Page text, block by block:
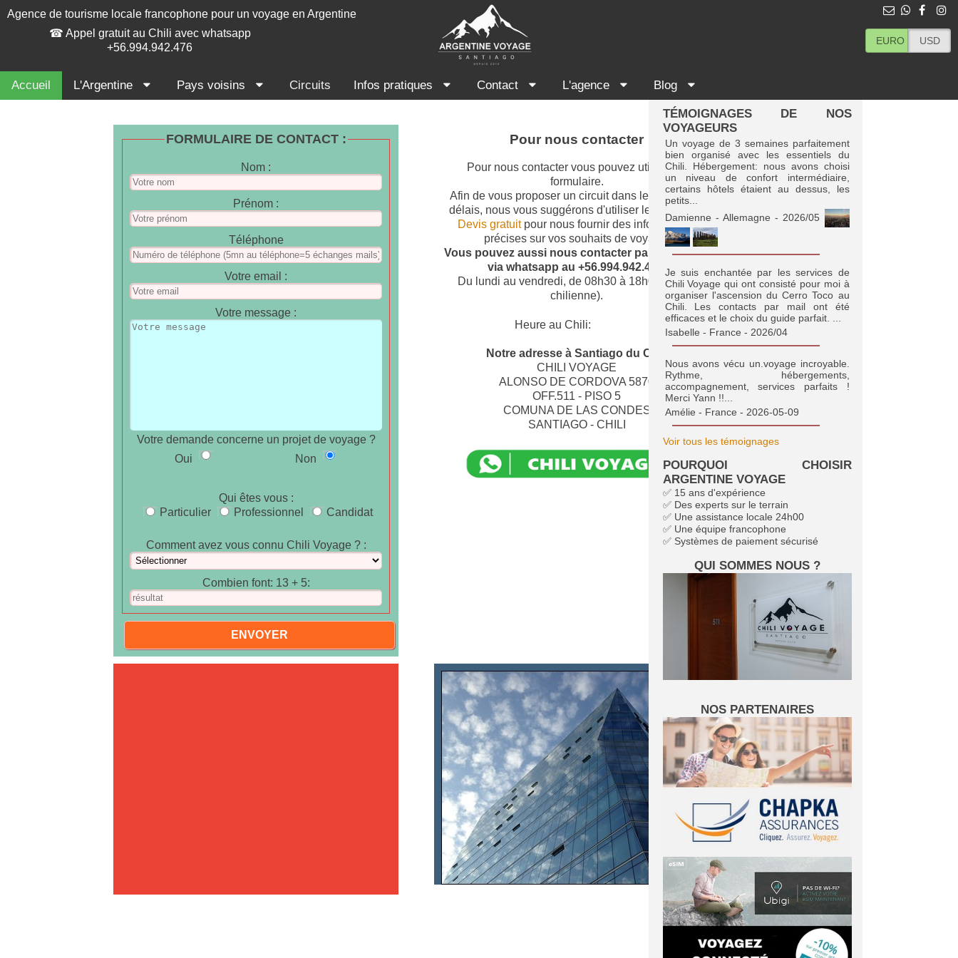
Agence de tourisme locale francophone pour un voyage en Argentine
☎ Appel gratuit au Chili avec whatsapp
+56.994.942.476
USD
EURO
Accueil L'Argentine Pays voisins Circuits Infos pratiques Contact L'agence Blog
FORMULAIRE DE CONTACT :
Nom :
Prénom :
Téléphone
Votre email :
Votre message :
Votre demande concerne un projet de voyage ?
Oui
Non
Qui êtes vous :
Particulier
Professionnel Candidat
Comment avez vous connu Chili Voyage ? :
Combien font: 13 + 5:
Pour nous contacter
Pour nous contacter vous pouvez utiliser ce
formulaire.
Afin de vous proposer un circuit dans les meilleurs
délais, nous vous suggérons d'utiliser le formulaire
Devis gratuitpour nous fournir des informations
précises sur vos souhaits de voyage.
Vous pouvez aussi nous contacter par téléphone
via whatsapp au +56.994.942.476
Du lundi au vendredi, de 08h30 à 18h00 (heure
chilienne).
Heure au Chili:
Notre adresse à Santiago du Chili
CHILI VOYAGE
ALONSO DE CORDOVA 5870
OFF.511 - PISO 5
COMUNA DE LAS CONDES
SANTIAGO - CHILI
TÉMOIGNAGES DE NOS
VOYAGEURS
Un voyage de 3 semaines parfaitement
bien organisé avec les essentiels du
Chili. Hébergement: nous avons choisi
un niveau de confort intermédiaire,
certains hôtels étaient au dessus, les
petits...
Damienne - Allemagne - 2026/05
Je suis enchantée par les services de
Chili Voyage qui ont consisté pour moi à
organiser l'ascension du Cerro Toco au
Chili. Les contacts par mail ont été
efficaces et le choix du guide parfait. ...
Isabelle - France - 2026/04
Nous avons vécu un.voyage incroyable.
Rythme, hébergements,
accompagnement, services parfaits !
Merci Yann !!...
Amélie - France - 2026-05-09
Voir tous les témoignages
POURQUOI CHOISIR
ARGENTINE VOYAGE
✅ 15 ans d'expérience
✅ Des experts sur le terrain
✅ Une assistance locale 24h00
✅ Une équipe francophone
✅ Systèmes de paiement sécurisé
QUI SOMMES NOUS ?
NOS PARTENAIRES